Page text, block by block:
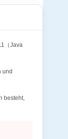
（Java
und
besteht,